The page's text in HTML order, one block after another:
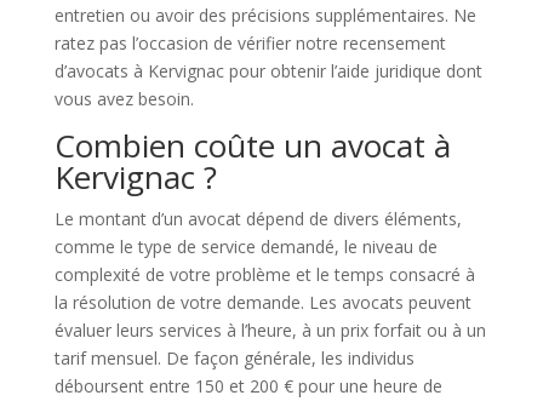
entretien ou avoir des précisions supplémentaires. Ne
ratez pas l’occasion de vérifier notre recensement
d’avocats à Kervignac pour obtenir l’aide juridique dont
vous avez besoin.
Combien coûte un avocat à
Kervignac ?
Le montant d’un avocat dépend de divers éléments,
comme le type de service demandé, le niveau de
complexité de votre problème et le temps consacré à
la résolution de votre demande. Les avocats peuvent
évaluer leurs services à l’heure, à un prix forfait ou à un
tarif mensuel. De façon générale, les individus
déboursent entre 150 et 200 € pour une heure de